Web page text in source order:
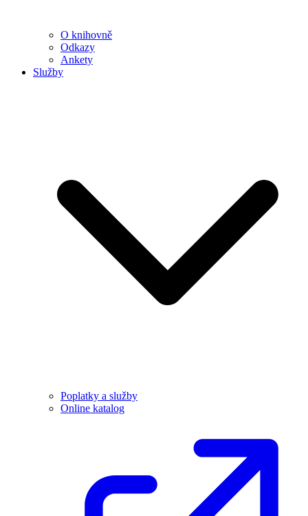
O knihovně
Odkazy
Ankety
Služby
Poplatky a služby
Online katalog